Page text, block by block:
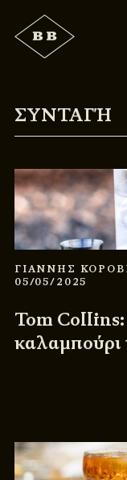
ΣΥΝΤΑΓΉ
ΓΙΑΝΝΗΣ
05/05/2025
Tom